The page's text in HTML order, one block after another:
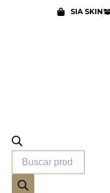
SIA SKIN